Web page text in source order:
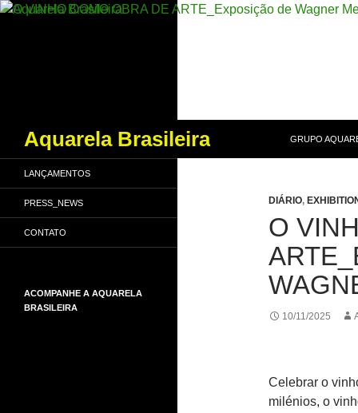
Aquarela Brasileira
GRUPO
DIÁRIO,
O
10/11/2025
Celebrar o
milénios, o
LANÇAMENTOS
PRESS_NEWS
CONTATO
ACOMPANHE A AQUARELA
BRASILEIRA